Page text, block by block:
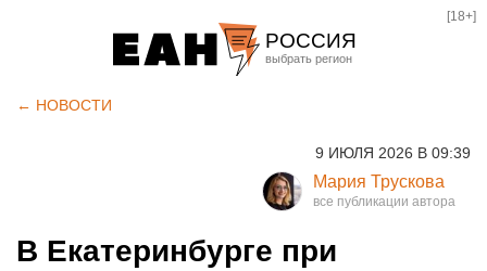
РОССИЯ
Курган
Оренбург
[18+]
← НОВОСТИ
9 ИЮЛЯ 2026 В 09:39
Мария Трускова
В Екатеринбурге при